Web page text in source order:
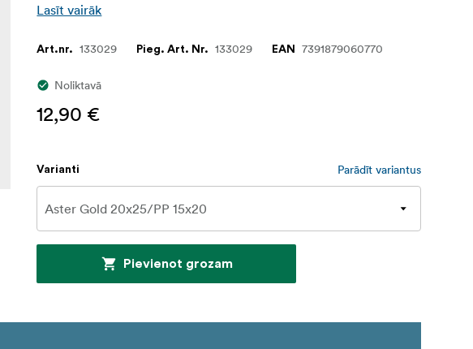
Lasīt vairāk
Art.nr. 133029 Pieg. Art. Nr. 133029 EAN 7391879060770
Noliktavā
12,90 €
Varianti Parādīt variantus
Pievienot grozam